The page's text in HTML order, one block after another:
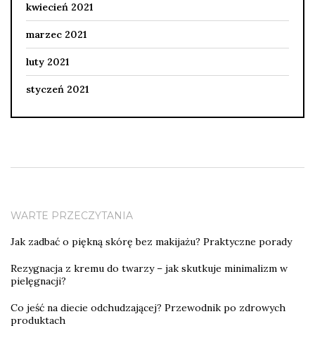
kwiecień 2021
marzec 2021
luty 2021
styczeń 2021
WARTE PRZECZYTANIA
Jak zadbać o piękną skórę bez makijażu? Praktyczne porady
Rezygnacja z kremu do twarzy – jak skutkuje minimalizm w
pielęgnacji?
Co jeść na diecie odchudzającej? Przewodnik po zdrowych
produktach